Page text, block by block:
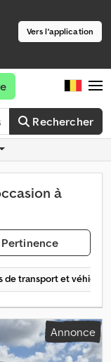
Vers l'application
Rechercher
à
de transport et
Annonce